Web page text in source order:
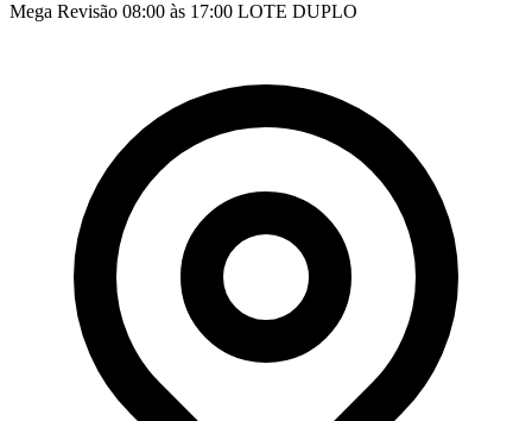
Mega Revisão 08:00 às 17:00 LOTE DUPLO